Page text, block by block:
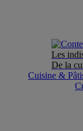
Les
De la
Cuisine &